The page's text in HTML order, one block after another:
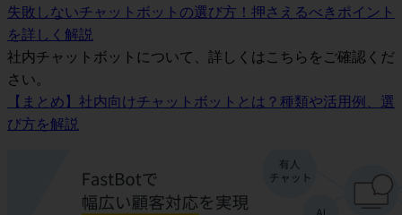
失敗しないチャットボットの選び方！押さえるべきポイント
を詳しく解説
社内チャットボットについて、詳しくはこちらをご確認くだ
さい。
【まとめ】社内向けチャットボットとは？種類や活用例、選
び方を解説